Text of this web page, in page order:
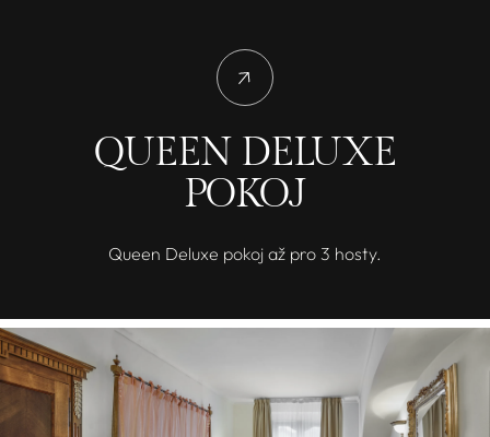
QUEEN DELUXE
POKOJ
Queen Deluxe pokoj až pro 3 hosty.